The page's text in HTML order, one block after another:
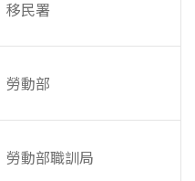
移民署
勞動部
勞動部職訓局